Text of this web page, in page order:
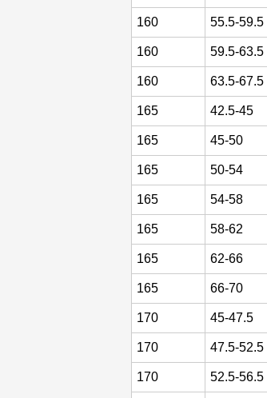
160 55.5-59.5
160 59.5-63.5
160 63.5-67.5
165 42.5-45
165 45-50
165 50-54
165 54-58
165 58-62
165 62-66
165 66-70
170 45-47.5
170 47.5-52.5
170 52.5-56.5